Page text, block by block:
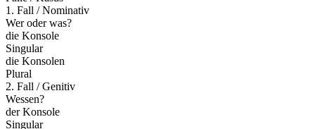
1. Fall / Nominativ
Wer oder was?
die Konsole
Singular
die Konsolen
Plural
2. Fall / Genitiv
Wessen?
der Konsole
Singular